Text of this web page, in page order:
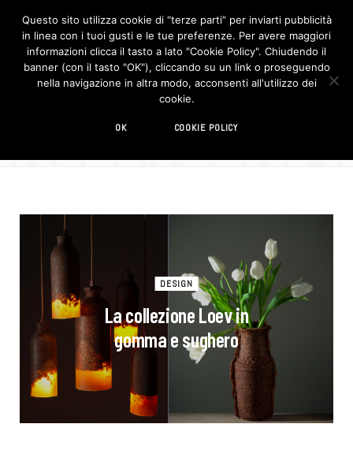
F
c
e
b
o
I
n
s
t
silicone
DESIGN
La collezione Loev in
gomma e sughero
Questo sito utilizza cookie di “terze parti” per inviarti pubblicità
in linea con i tuoi gusti e le tue preferenze. Per avere maggiori
informazioni clicca il tasto a lato "Cookie Policy". Chiudendo il
banner (con il tasto "OK"), cliccando su un link o proseguendo
nella navigazione in altra modo, acconsenti all'utilizzo dei
cookie.
OK COOKIE POLICY